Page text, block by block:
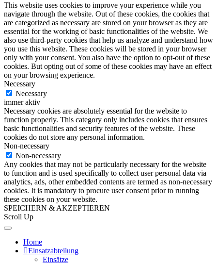
This website uses cookies to improve your experience while you
navigate through the website. Out of these cookies, the cookies that
are categorized as necessary are stored on your browser as they are
essential for the working of basic functionalities of the website. We
also use third-party cookies that help us analyze and understand how
you use this website. These cookies will be stored in your browser
only with your consent. You also have the option to opt-out of these
cookies. But opting out of some of these cookies may have an effect
on your browsing experience.
Necessary
Necessary
immer aktiv
Necessary cookies are absolutely essential for the website to
function properly. This category only includes cookies that ensures
basic functionalities and security features of the website. These
cookies do not store any personal information.
Non-necessary
Non-necessary
Any cookies that may not be particularly necessary for the website
to function and is used specifically to collect user personal data via
analytics, ads, other embedded contents are termed as non-necessary
cookies. It is mandatory to procure user consent prior to running
these cookies on your website.
SPEICHERN & AKZEPTIEREN
Scroll Up
Home
Einsatzabteilung
Einsätze